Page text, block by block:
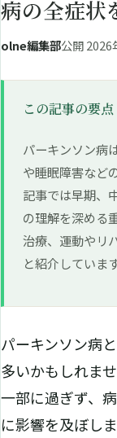
病の全症状
olne編集部公開 2026
この記事の要点
パーキンソン病
や睡眠障害など
記事では早期、
の理解を深める
治療、運動やリ
と紹介しています
パーキンソン病
多いかもしれま
一部に過ぎず、
に影響を及ぼし